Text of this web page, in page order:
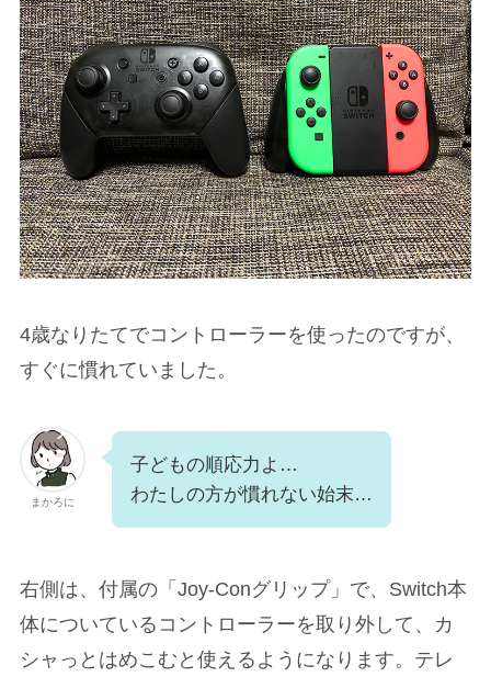
4歳なりたてでコントローラーを使ったのですが、
すぐに慣れていました。
まかろに
子どもの順応力よ…
わたしの方が慣れない始末…
右側は、付属の「Joy-Conグリップ」で、Switch本
体についているコントローラーを取り外して、カ
シャっとはめこむと使えるようになります。テレ